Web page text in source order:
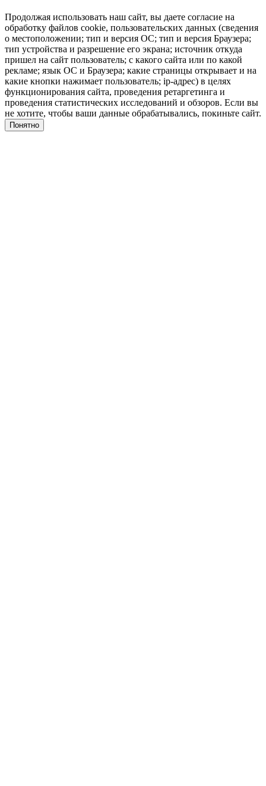
Продолжая использовать наш сайт, вы даете согласие на
обработку файлов cookie, пользовательских данных (сведения
о местоположении; тип и версия ОС; тип и версия Браузера;
тип устройства и разрешение его экрана; источник откуда
пришел на сайт пользователь; с какого сайта или по какой
рекламе; язык ОС и Браузера; какие страницы открывает и на
какие кнопки нажимает пользователь; ip-адрес) в целях
функционирования сайта, проведения ретаргетинга и
проведения статистических исследований и обзоров. Если вы
не хотите, чтобы ваши данные обрабатывались, покиньте сайт.
Понятно